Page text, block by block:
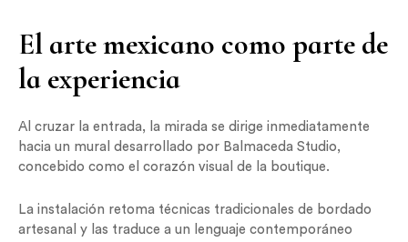
El arte mexicano como parte de
la experiencia
Al cruzar la entrada, la mirada se dirige inmediatamente
hacia un mural desarrollado por Balmaceda Studio,
concebido como el corazón visual de la boutique.
La instalación retoma técnicas tradicionales de bordado
artesanal y las traduce a un lenguaje contemporáneo